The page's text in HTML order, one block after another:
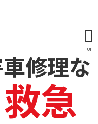
修理な
急
TOP